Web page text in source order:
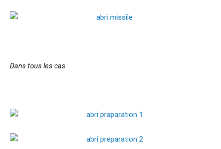
Dans tous les cas